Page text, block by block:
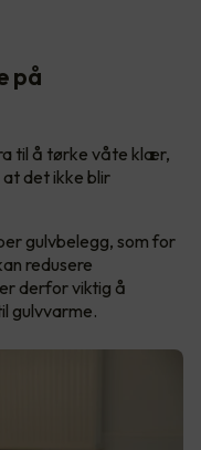
på
til å tørke våte klær,
det ikke blir
gulvbelegg, som for
redusere
derfor viktig å
gulvvarme.